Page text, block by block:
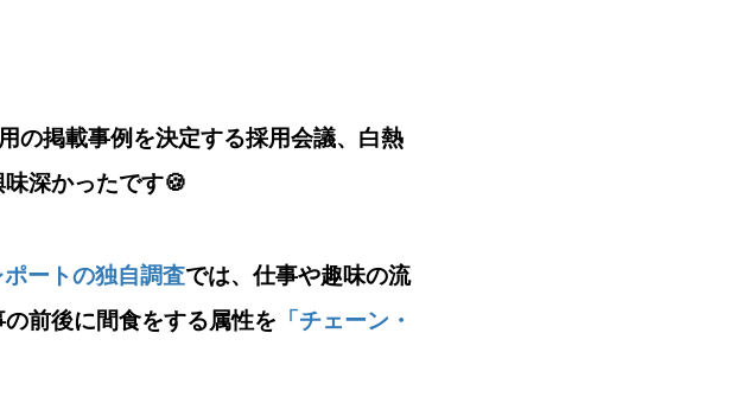
の掲載事例を決定する採用会議、白熱
深かったです🍪
ポートの独自調査では、 仕事や趣味の流
前後に間食をする属性を 「チェーン・